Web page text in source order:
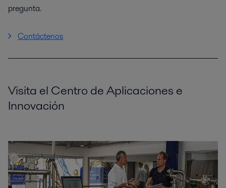
pregunta.
Contáctenos
Visita el Centro de Aplicaciones e
Innovación